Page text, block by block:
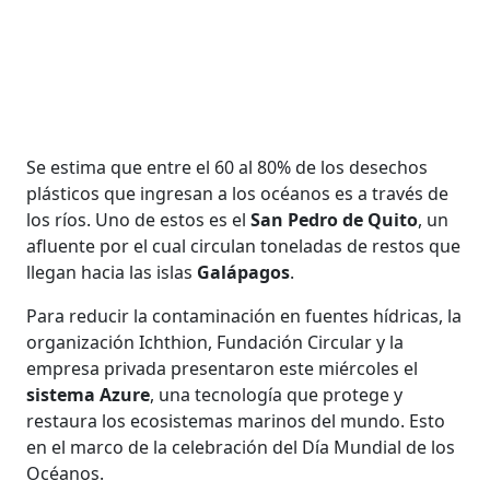
Se estima que entre el 60 al 80% de los desechos
plásticos que ingresan a los océanos es a través de
los ríos. Uno de estos es elSan Pedro de Quito, un
afluente por el cual circulan toneladas de restos que
llegan hacia las islas Galápagos.
Para reducir la contaminación en fuentes hídricas, la
organización Ichthion, Fundación Circular y la
empresa privada presentaron este miércoles el
sistema Azure, una tecnología que protege y
restaura los ecosistemas marinos del mundo. Esto
en el marco de la celebración del Día Mundial de los
Océanos.